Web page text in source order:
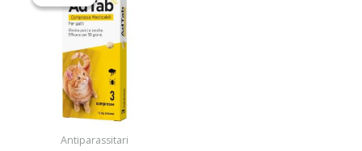
Antiparassitari
era:
34,80 €.